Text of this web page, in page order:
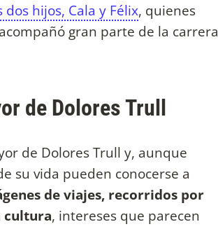
hijos, Cala y Félix, quienes
gran parte de la carrera
de Dolores Trull
de Dolores Trull y, aunque
su vida pueden conocerse a
de viajes, recorridos por
cultura, intereses que parecen